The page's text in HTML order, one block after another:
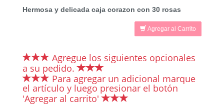
Hermosa y delicada caja corazon con 30 rosas
Agregar al Carrito
Agregue los siguientes opcionales
a su pedido.
Para agregar un adicional marque
el artículo y luego presionar el botón
'Agregar al carrito'